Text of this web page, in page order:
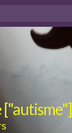
["autisme"]